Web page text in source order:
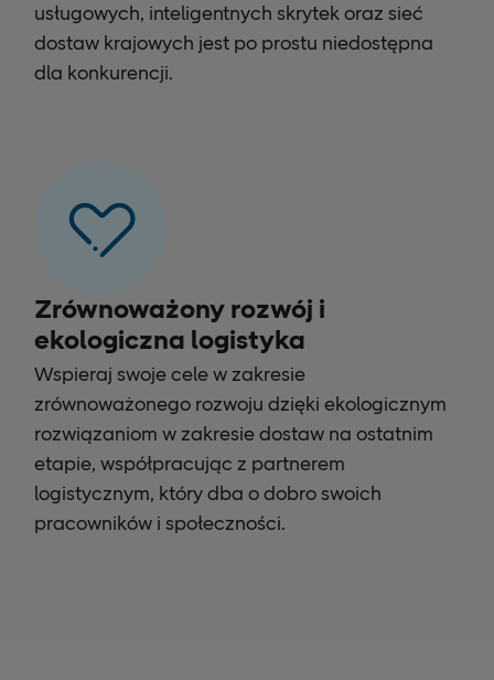
usługowych, inteligentnych skrytek oraz sieć
dostaw krajowych jest po prostu niedostępna
dla konkurencji.
Zrównoważony rozwój i
ekologiczna logistyka
Wspieraj swoje cele w zakresie
zrównoważonego rozwoju dzięki ekologicznym
rozwiązaniom w zakresie dostaw na ostatnim
etapie, współpracując z partnerem
logistycznym, który dba o dobro swoich
pracowników i społeczności.